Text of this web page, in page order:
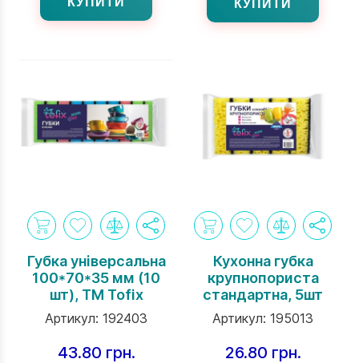
КУПИТИ
Губка універсальна
100*70*35 мм (10
шт), ТМ Tofix
Артикул: 192403
43.80 грн.
Кухонна губка
крупнопориста
стандартна, 5шт
Артикул: 195013
26.80 грн.